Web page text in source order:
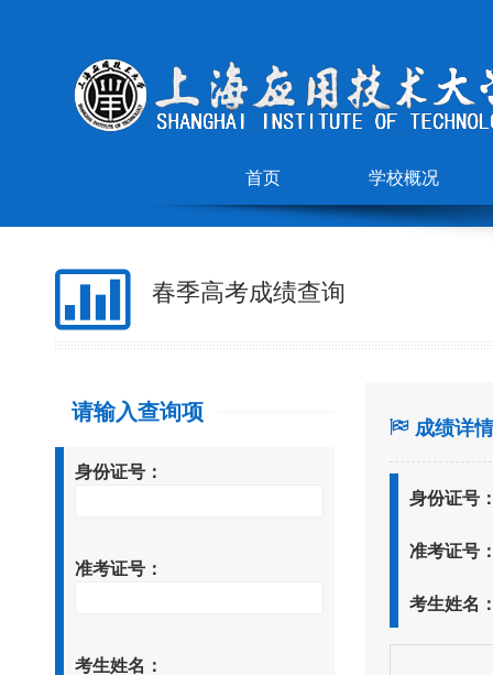
首页 学校概况
春季高考成绩查询
请输入查询项
身份证号：
准考证号：
考生姓名：
成绩详
身份证号
准考证号
考生姓名